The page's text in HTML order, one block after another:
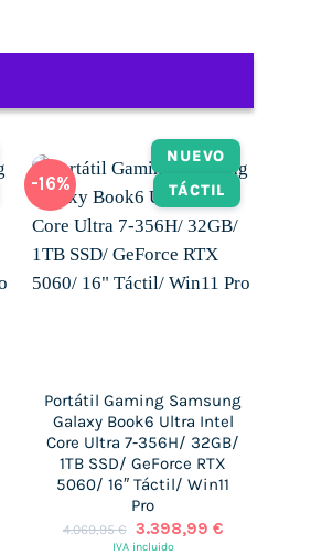
-16%
NUEVO
TÁCTIL
Portátil Gaming Samsung
Galaxy Book6 Ultra Intel
Core Ultra 7-356H/ 32GB/
1TB SSD/ GeForce RTX
5060/ 16″ Táctil/ Win11
Pro
4.069,95€ El
precio
3.398,99 €El
IVA incluido